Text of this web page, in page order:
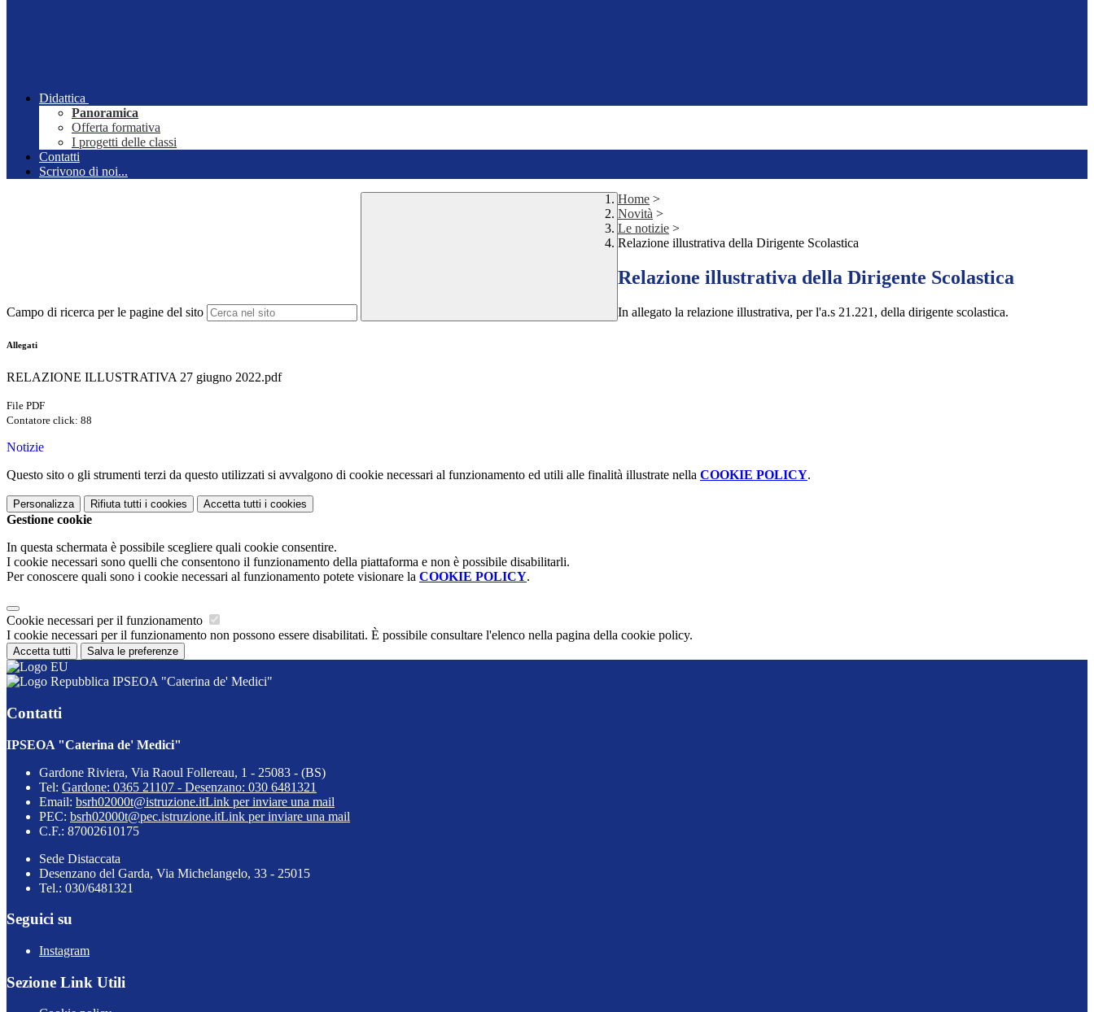
Didattica
Panoramica
Offerta formativa
I progetti delle classi
Contatti
Scrivono di noi...
Campo di ricerca per le pagine del sito
Home >
Novità >
Le notizie >
Relazione illustrativa della Dirigente Scolastica
Relazione illustrativa della Dirigente Scolastica
In allegato la relazione illustrativa, per l'a.s 21.221, della dirigente scolastica.
Allegati
RELAZIONE ILLUSTRATIVA 27 giugno 2022.pdf
File PDF
Contatore click: 88
Notizie
Questo sito o gli strumenti terzi da questo utilizzati si avvalgono di cookie necessari al funzionamento ed utili alle finalità illustrate nella COOKIE POLICY.
Personalizza Rifiuta tutti i cookies Accetta tutti i cookies
Gestione cookie
In questa schermata è possibile scegliere quali cookie consentire.
I cookie necessari sono quelli che consentono il funzionamento della piattaforma e non è possibile disabilitarli.
Per conoscere quali sono i cookie necessari al funzionamento potete visionare la COOKIE POLICY.
Cookie necessari per il funzionamento
I cookie necessari per il funzionamento non possono essere disabilitati. È possibile consultare l'elenco nella pagina della cookie policy.
Accetta tutti Salva le preferenze
IPSEOA "Caterina de' Medici"
Contatti
IPSEOA "Caterina de' Medici"
Gardone Riviera, Via Raoul Follereau, 1 - 25083 - (BS)
Tel: Gardone: 0365 21107 - Desenzano: 030 6481321
Email: bsrh02000t@istruzione.itLink per inviare una mail
PEC: bsrh02000t@pec.istruzione.itLink per inviare una mail
C.F.: 87002610175
Sede Distaccata
Desenzano del Garda, Via Michelangelo, 33 - 25015
Tel.: 030/6481321
Seguici su
Instagram
Sezione Link Utili